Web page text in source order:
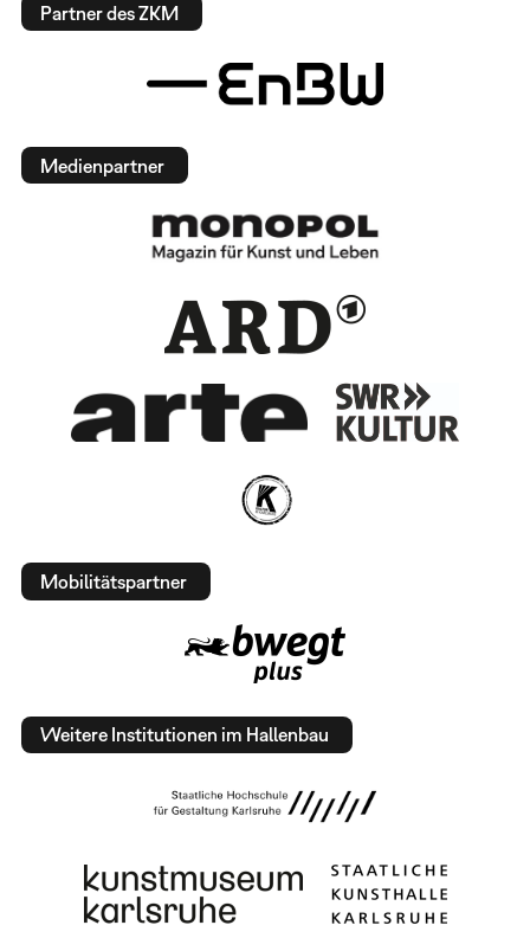
Partner des ZKM
Medienpartner
Mobilitätspartner
Weitere Institutionen im Hallenbau